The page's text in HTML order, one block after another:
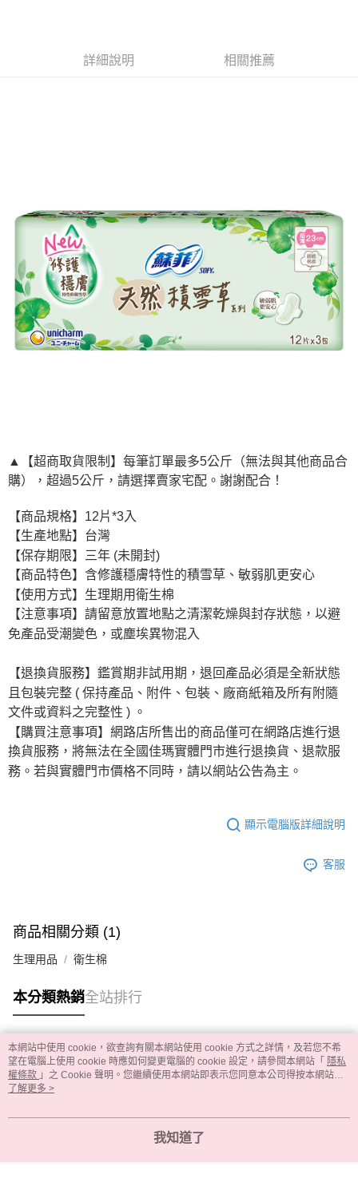
每筆NT$60，滿NT$599(含以上)免運費
詳細說明 相關推薦
▲【超商取貨限制】每筆訂單最多5公斤（無法與其他商品合
購），超過5公斤，請選擇賣家宅配。謝謝配合！
【商品規格】12片*3入
【生產地點】台灣
【保存期限】三年 (未開封)
【商品特色】含修護穩膚特性的積雪草、敏弱肌更安心
【使用方式】生理期用衛生棉
【注意事項】請留意放置地點之清潔乾燥與封存狀態，以避
免產品受潮變色，或塵埃異物混入
【退換貨服務】鑑賞期非試用期，退回產品必須是全新狀態
且包裝完整 ( 保持產品、附件、包裝、廠商紙箱及所有附隨
文件或資料之完整性 ) 。
【購買注意事項】網路店所售出的商品僅可在網路店進行退
換貨服務，將無法在全國佳瑪實體門市進行退換貨、退款服
務。若與實體門市價格不同時，請以網站公告為主。
顯示電腦版詳細說明
客服
商品相關分類 (1)
生理用品 衛生棉
本分類熱銷全站排行
熱門標籤
本網站中使用 cookie，欲查詢有關本網站使用 cookie 方式之詳情，及若您不希
望在電腦上使用 cookie 時應如何變更電腦的 cookie 設定，請參閱本網站「 隱私
權條款 」之 Cookie 聲明。您繼續使用本網站即表示您同意本公司得按本網站使
用條款之 Cookie 聲明使用 cookie。
了解更多 >
我知道了